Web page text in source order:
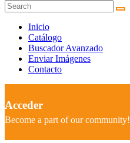
Inicio
Catálogo
Buscador Avanzado
Enviar Imágenes
Contacto
Acceder
Become a part of our community!